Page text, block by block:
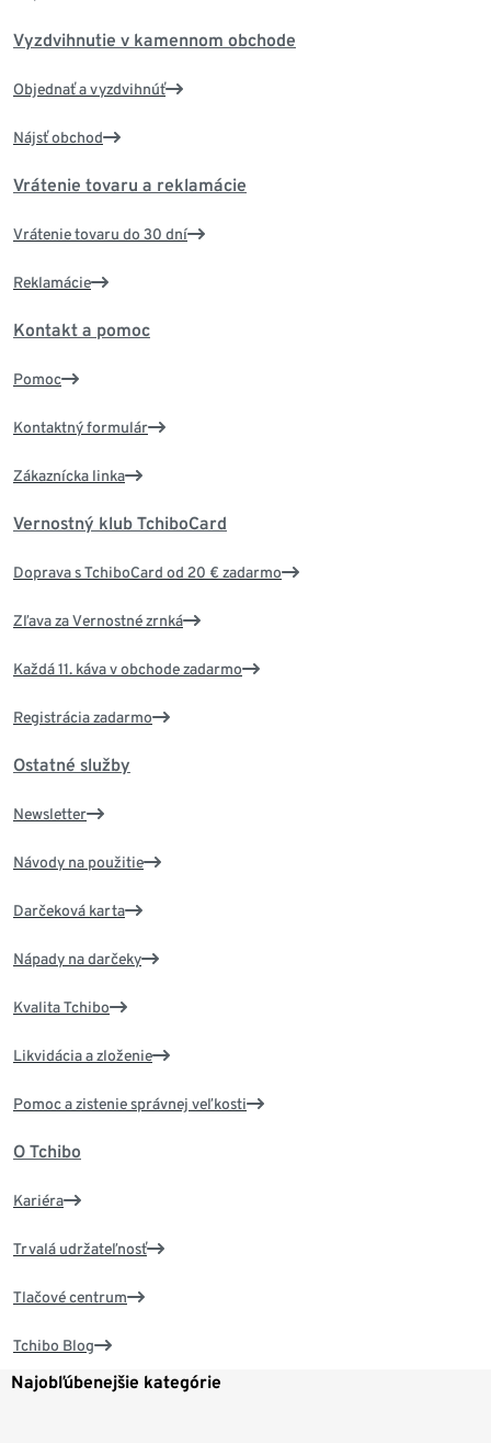
Vyzdvihnutie v kamennom obchode
Objednať a vyzdvihnúť
Nájsť obchod
Vrátenie tovaru a reklamácie
Vrátenie tovaru do 30 dní
Reklamácie
Kontakt a pomoc
Pomoc
Kontaktný formulár
Zákaznícka linka
Vernostný klub TchiboCard
Doprava s TchiboCard od 20 € zadarmo
Zľava za Vernostné zrnká
Každá 11. káva v obchode zadarmo
Registrácia zadarmo
Ostatné služby
Newsletter
Návody na použitie
Darčeková karta
Nápady na darčeky
Kvalita Tchibo
Likvidácia a zloženie
Pomoc a zistenie správnej veľkosti
O Tchibo
Kariéra
Trvalá udržateľnosť
Tlačové centrum
Tchibo Blog
Najobľúbenejšie kategórie